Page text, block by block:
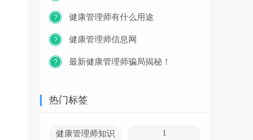
健康管理师有什么用途
健康管理师信息网
最新健康管理师骗局揭秘！
热门标签
健康管理师知识 1